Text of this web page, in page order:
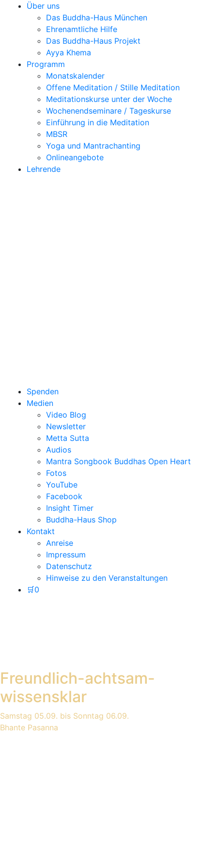
Über uns
Das Buddha-Haus München
Ehrenamtliche Hilfe
Das Buddha-Haus Projekt
Ayya Khema
Programm
Monatskalender
Offene Meditation / Stille Meditation
Meditationskurse unter der Woche
Wochenendseminare / Tageskurse
Einführung in die Meditation
MBSR
Yoga und Mantrachanting
Onlineangebote
Lehrende
Spenden
Medien
Video Blog
Newsletter
Metta Sutta
Audios
Mantra Songbook Buddhas Open Heart
Fotos
YouTube
Facebook
Insight Timer
Buddha-Haus Shop
Kontakt
Anreise
Impressum
Datenschutz
Hinweise zu den Veranstaltungen
🛒0
Freundlich-achtsam-
wissensklar
Samstag 05.09. bis Sonntag 06.09.
Bhante Pasanna